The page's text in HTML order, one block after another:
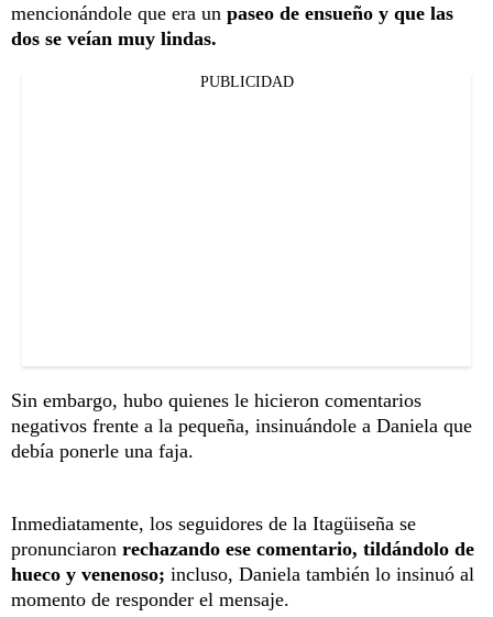
mencionándole que era un paseo de ensueño y que las
dos se veían muy lindas.
PUBLICIDAD
Sin embargo, hubo quienes le hicieron comentarios
negativos frente a la pequeña, insinuándole a Daniela que
debía ponerle una faja.
Inmediatamente, los seguidores de la Itagüiseña se
pronunciaron rechazando ese comentario, tildándolo de
hueco y venenoso; incluso, Daniela también lo insinuó al
momento de responder el mensaje.